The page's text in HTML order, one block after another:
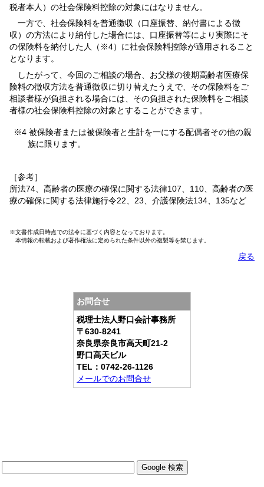
税者本人）の社会保険料控除の対象にはなりません。
一方で、社会保険料を普通徴収（口座振替、納付書による徴
収）の方法により納付した場合には、口座振替等により実際にそ
の保険料を納付した人（※4）に社会保険料控除が適用されること
となります。
したがって、今回のご相談の場合、お父様の後期高齢者医療保
険料の徴収方法を普通徴収に切り替えたうえで、その保険料をご
相談者様が負担される場合には、その負担された保険料をご相談
者様の社会保険料控除の対象とすることができます。
※4 被保険者または被保険者と生計を一にする配偶者その他の親
族に限ります。
［参考］
所法74、高齢者の医療の確保に関する法律107、110、高齢者の医
療の確保に関する法律施行令22、23、介護保険法134、135など
※文書作成日時点での法令に基づく内容となっております。
本情報の転載および著作権法に定められた条件以外の複製等を禁じます。
戻る
お問合せ
税理士法人野口会計事務所
〒630-8241
奈良県奈良市高天町21-2
野口高天ビル
TEL：0742-26-1126
メールでのお問合せ